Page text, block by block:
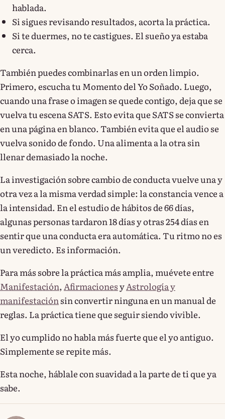
hablada.
Si sigues revisando resultados, acorta la práctica.
Si te duermes, no te castigues. El sueño ya estaba
cerca.
También puedes combinarlas en un orden limpio.
Primero, escucha tu Momento del Yo Soñado. Luego,
cuando una frase o imagen se quede contigo, deja que se
vuelva tu escena SATS. Esto evita que SATS se convierta
en una página en blanco. También evita que el audio se
vuelva sonido de fondo. Una alimenta a la otra sin
llenar demasiado la noche.
La investigación sobre cambio de conducta vuelve una y
otra vez a la misma verdad simple: la constancia vence a
la intensidad. En el estudio de hábitos de 66 días,
algunas personas tardaron 18 días y otras 254 días en
sentir que una conducta era automática. Tu ritmo no es
un veredicto. Es información.
Para más sobre la práctica más amplia, muévete entre
Manifestación, AfirmacionesyAstrología y
manifestación sin convertir ninguna en un manual de
reglas. La práctica tiene que seguir siendo vivible.
El yo cumplido no habla más fuerte que el yo antiguo.
Simplemente se repite más.
Esta noche, háblale con suavidad a la parte de ti que ya
sabe.